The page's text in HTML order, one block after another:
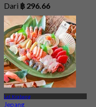
Dari ฿ 296.66
Lat Krabang
Jepang